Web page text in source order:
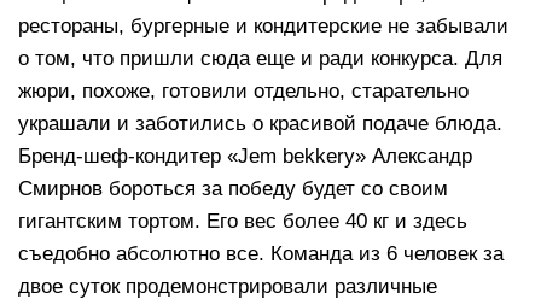
рестораны, бургерные и кондитерские не забывали
о том, что пришли сюда еще и ради конкурса. Для
жюри, похоже, готовили отдельно, старательно
украшали и заботились о красивой подаче блюда.
Бренд-шеф-кондитер «Jem bekkery» Александр
Смирнов бороться за победу будет со своим
гигантским тортом. Его вес более 40 кг и здесь
съедобно абсолютно все. Команда из 6 человек за
двое суток продемонстрировали различные